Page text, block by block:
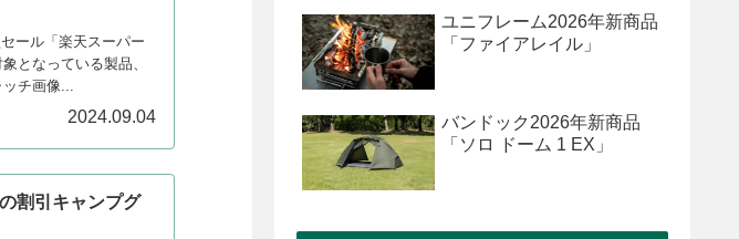
ール「楽天スーパー
となっている製品、
チ画像...
2024.09.04
割引キャンプグ
ユニフレーム2026年新商品
「ファイアレイル」
バンドック2026年新商品
「ソロ ドーム 1 EX」